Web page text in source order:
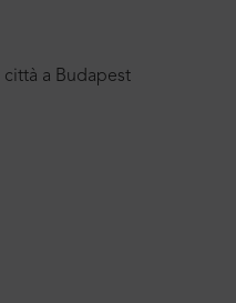
città a Budapest